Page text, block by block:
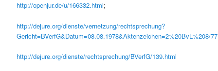
http://openjur.de/u/166332.html;
http://dejure.org/dienste/vernetzung/rechtsprechung?
Gericht=BVerfG&Datum=08.08.1978&Aktenzeichen=2%20BvL%208/77
http://dejure.org/dienste/rechtsprechung/BVerfG/139.html